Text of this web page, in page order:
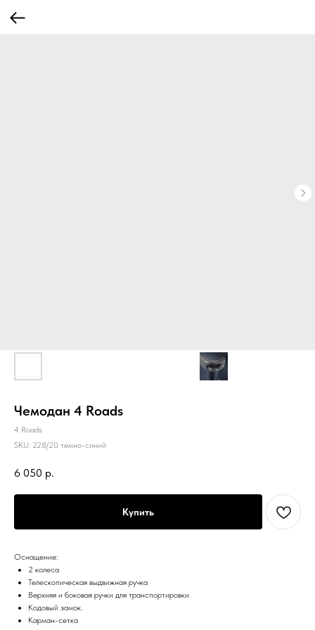
Чемодан 4 Roads
4 Roads
SKU: 228/20 темно-синий
6 050 р.
Купить
Оснащение:
2 колеса
Телескопическая выдвижная ручка
Верхняя и боковая ручки для транспортировки
Кодовый замок.
Карман-сетка